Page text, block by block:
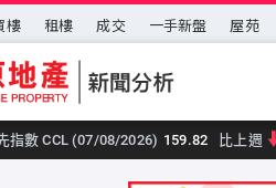
樓 租樓 成交 一手新盤 屋苑
指數 CCL (07/08/2026) 159.82 比上週